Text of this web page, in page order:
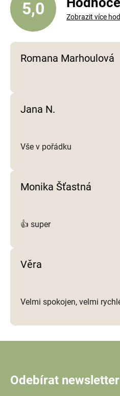
p
r
k
y
5,0 Zobrazit více
Romana Marhoulová
Jana N.
Vše v pořádku
Monika Šťastná
👍 super
Věra
Velmi spokojen, velmi
Odebírat newsletter